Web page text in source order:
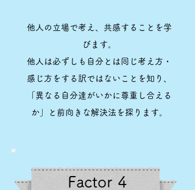
他人の立場で考え、共感することを学
びます。
他人は必ずしも自分とは同じ考え方・
感じ方をする訳ではないことを知り、
「異なる自分達がいかに尊重し合える
か」と前向きな解決法を探ります。
Factor 4